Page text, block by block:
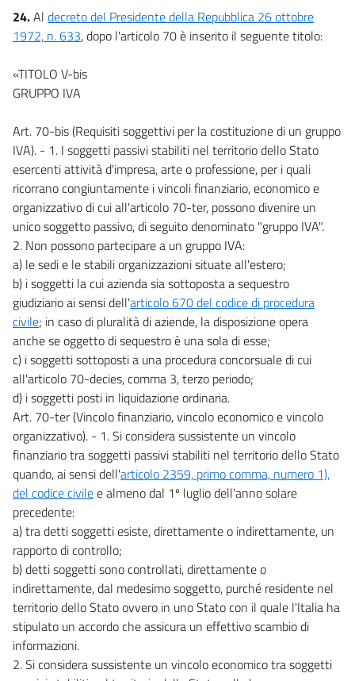
24.Al decreto del Presidente della Repubblica 26 ottobre
1972, n. 633, dopo l'articolo 70 è inserito il seguente titolo:
«TITOLO V-bis
GRUPPO IVA
Art. 70-bis (Requisiti soggettivi per la costituzione di un gruppo
IVA). - 1. I soggetti passivi stabiliti nel territorio dello Stato
esercenti attività d'impresa, arte o professione, per i quali
ricorrano congiuntamente i vincoli finanziario, economico e
organizzativo di cui all'articolo 70-ter, possono divenire un
unico soggetto passivo, di seguito denominato "gruppo IVA".
2. Non possono partecipare a un gruppo IVA:
a) le sedi e le stabili organizzazioni situate all'estero;
b) i soggetti la cui azienda sia sottoposta a sequestro
giudiziario ai sensi dell'articolo 670 del codice di procedura
civile; in caso di pluralità di aziende, la disposizione opera
anche se oggetto di sequestro è una sola di esse;
c) i soggetti sottoposti a una procedura concorsuale di cui
all'articolo 70-decies, comma 3, terzo periodo;
d) i soggetti posti in liquidazione ordinaria.
Art. 70-ter (Vincolo finanziario, vincolo economico e vincolo
organizzativo). - 1. Si considera sussistente un vincolo
finanziario tra soggetti passivi stabiliti nel territorio dello Stato
quando, ai sensi dell'articolo 2359, primo comma, numero 1),
del codice civilee almeno dal 1º luglio dell'anno solare
precedente:
a) tra detti soggetti esiste, direttamente o indirettamente, un
rapporto di controllo;
b) detti soggetti sono controllati, direttamente o
indirettamente, dal medesimo soggetto, purché residente nel
territorio dello Stato ovvero in uno Stato con il quale l'Italia ha
stipulato un accordo che assicura un effettivo scambio di
informazioni.
2. Si considera sussistente un vincolo economico tra soggetti